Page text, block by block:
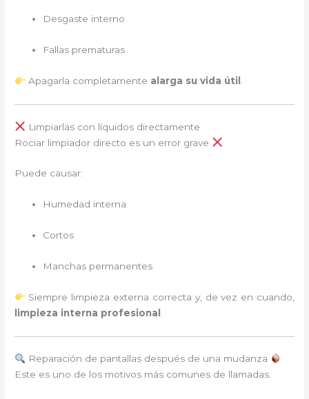
Desgaste interno
Fallas prematuras
Apagarla completamente alarga su vida útil .
Limpiarlas con líquidos directamente
Rociar limpiador directo es un error grave
Puede causar:
Humedad interna
Cortos
Manchas permanentes
Siempre limpieza externa correcta y, de vez en cuando,
limpieza interna profesional
Reparación de pantallas después de una mudanza
Este es uno de los motivos más comunes de llamadas.